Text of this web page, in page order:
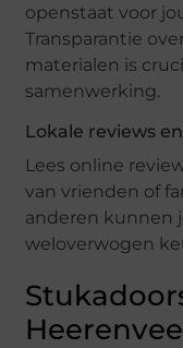
openstaat voor
Transparantie
materialen is
samenwerking.
Lokale reviews
Lees online
van vrienden of
anderen kunnen
weloverwogen